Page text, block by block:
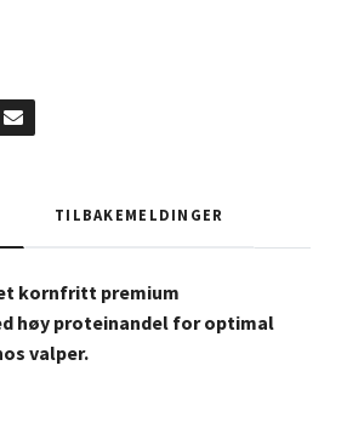
TILBAKEMELDINGER
kornfritt premium
høy proteinandel for optimal
valper.